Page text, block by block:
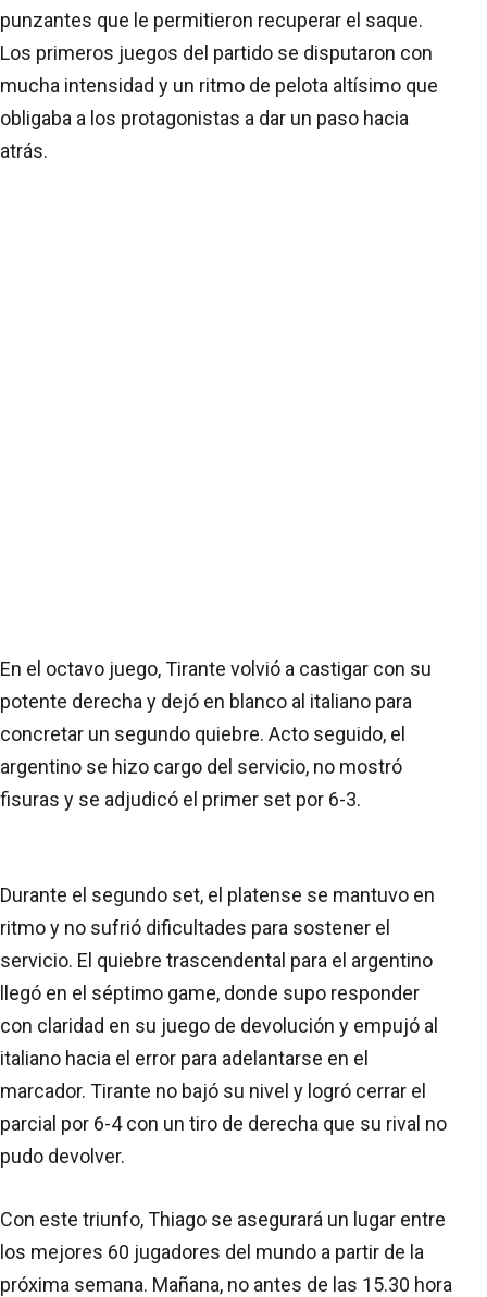
punzantes que le permitieron recuperar el saque.
Los primeros juegos del partido se disputaron con
mucha intensidad y un ritmo de pelota altísimo que
obligaba a los protagonistas a dar un paso hacia
atrás.
En el octavo juego, Tirante volvió a castigar con su
potente derecha y dejó en blanco al italiano para
concretar un segundo quiebre. Acto seguido, el
argentino se hizo cargo del servicio, no mostró
fisuras y se adjudicó el primer set por 6-3.
Durante el segundo set, el platense se mantuvo en
ritmo y no sufrió dificultades para sostener el
servicio. El quiebre trascendental para el argentino
llegó en el séptimo game, donde supo responder
con claridad en su juego de devolución y empujó al
italiano hacia el error para adelantarse en el
marcador. Tirante no bajó su nivel y logró cerrar el
parcial por 6-4 con un tiro de derecha que su rival no
pudo devolver.
Con este triunfo, Thiago se asegurará un lugar entre
los mejores 60 jugadores del mundo a partir de la
próxima semana. Mañana, no antes de las 15.30 hora